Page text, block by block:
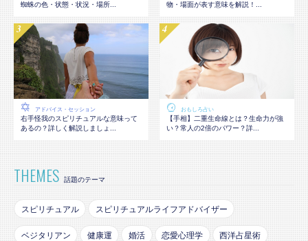
蜘蛛の色・状態・状況・場所...
物・場面が表す意味を解説！...
アドバイス・セッション
右手怪我のスピリチュアルな意味って
あるの？詳しく解説しましょ...
おもしろ占い
【手相】二重生命線とは？生命力が強
い？常人の2倍のパワー？詳...
THEMES 話題のテーマ
スピリチュアル スピリチュアルライフアドバイザー
ベジタリアン 健康運 婚活 恋愛心理学 西洋占星術